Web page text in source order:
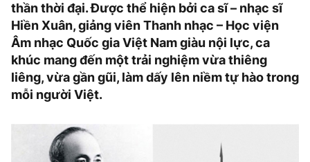
thần thời đại. Được thể hiện bởi ca sĩ – nhạc sĩ
Hiền Xuân, giảng viên Thanh nhạc – Học viện
Âm nhạc Quốc gia Việt Nam giàu nội lực, ca
khúc mang đến một trải nghiệm vừa thiêng
liêng, vừa gần gũi, làm dấy lên niềm tự hào trong
mỗi người Việt.